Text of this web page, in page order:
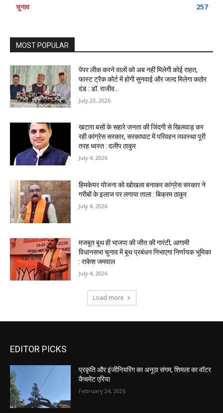
EDITOR PICKS
प्रकृति और इंजीनियरिंग का अनूठा संगम, शिमला का वॉटर
कैचमेंट एरिया
February 24, 2026